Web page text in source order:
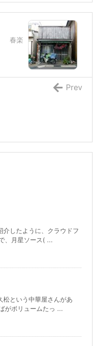
春楽
Prev
介したように、クラウドフ
、月星ソース( ...
松という中華屋さんがあ
がボリュームたっ ...